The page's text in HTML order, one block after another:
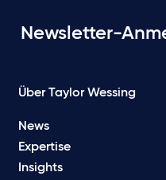
Newsletter-
Über Taylor Wessing
News
Expertise
Insights